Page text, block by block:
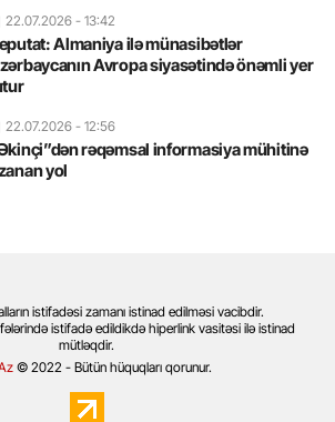
22.07.2026 - 13:42
Almaniya ilə münasibətlər
Avropa siyasətində önəmli yer
22.07.2026 - 12:56
rəqəmsal informasiya mühitinə
yol
istifadəsi zamanı istinad edilməsi vacibdir.
istifadə edildikdə hiperlink vasitəsi ilə istinad
mütləqdir.
© 2022 - Bütün hüquqları qorunur.